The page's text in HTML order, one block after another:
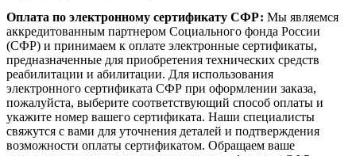
Оплата по электронному сертификату СФР: Мы являемся
аккредитованным партнером Социального фонда России
(СФР) и принимаем к оплате электронные сертификаты,
предназначенные для приобретения технических средств
реабилитации и абилитации. Для использования
электронного сертификата СФР при оформлении заказа,
пожалуйста, выберите соответствующий способ оплаты и
укажите номер вашего сертификата. Наши специалисты
свяжутся с вами для уточнения деталей и подтверждения
возможности оплаты сертификатом. Обращаем ваше